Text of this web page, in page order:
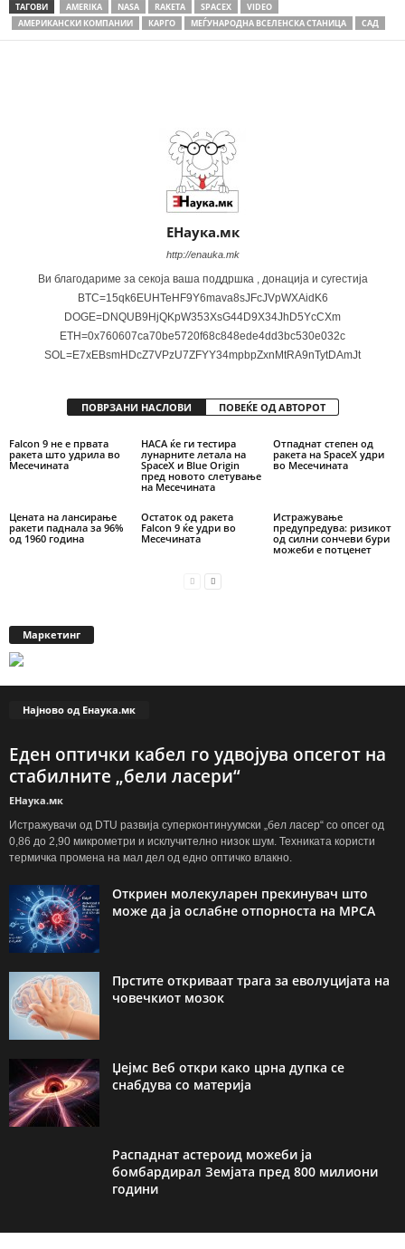
ТАГОВИ AMERIKA NASA RAKETA SPACEX
VIDEO
АМЕРИКАНСКИ КОМПАНИИ
КАРГО МЕЃУНАРОДНА ВСЕЛЕНСКА СТАНИЦА САД
ЕНаука.мк
http://enauka.mk
Ви благодариме за секоја ваша поддршка , донација и сугестија
BTC=15qk6EUHTeHF9Y6mava8sJFcJVpWXAidK6
DOGE=DNQUB9HjQKpW353XsG44D9X34JhD5YcCXm
ETH=0x760607ca70be5720f68c848ede4dd3bc530e032c
SOL=E7xEBsmHDcZ7VPzU7ZFYY34mpbpZxnMtRA9nTytDAmJt
ПОВРЗАНИ НАСЛОВИ ПОВЕЌЕ ОД АВТОРОТ
Falcon 9 не е првата
ракета што удрила во
Месечината
НАСА ќе ги тестира
лунарните летала на
SpaceX и Blue Origin
пред новото слетување
на Месечината
Отпаднат степен од
ракета на SpaceX удри
во Месечината
Цената на лансирање
ракети паднала за 96%
од 1960 година
Остаток од ракета
Falcon 9 ќе удри во
Месечината
Истражување
предупредува: ризикот
од силни сончеви бури
можеби е потценет
Маркетинг
Најново од Енаука.мк
Еден оптички кабел го удвојува опсегот на
стабилните „бели ласери“
ЕНаука.мк
Истражувачи од DTU развија суперконтинуумски „бел ласер“ со опсег од
0,86 до 2,90 микрометри и исклучително низок шум. Техниката користи
термичка промена на мал дел од едно оптичко влакно.
Откриен молекуларен прекинувач што
може да ја ослабне отпорноста на МРСА
Прстите откриваат трага за еволуцијата на
човечкиот мозок
Џејмс Веб откри како црна дупка се
снабдува со материја
Распаднат астероид можеби ја
бомбардирал Земјата пред 800 милиони
години